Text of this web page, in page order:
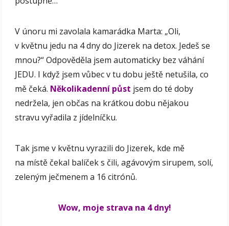
V únoru mi zavolala kamarádka Marta: „Oli,
v květnu jedu na 4 dny do Jizerek na detox. Jedeš se
mnou?“ Odpověděla jsem automaticky bez váhání
JEDU. I když jsem vůbec v tu dobu ještě netušila, co
mě čeká. Několikadenní půst jsem do té doby
nedržela, jen občas na krátkou dobu nějakou
stravu vyřadila z jídelníčku.
Tak jsme v květnu vyrazili do Jizerek, kde mě
na místě čekal balíček s čili, agávovým sirupem, solí,
zeleným ječmenem a 16 citrónů.
Wow, moje strava na 4 dny!